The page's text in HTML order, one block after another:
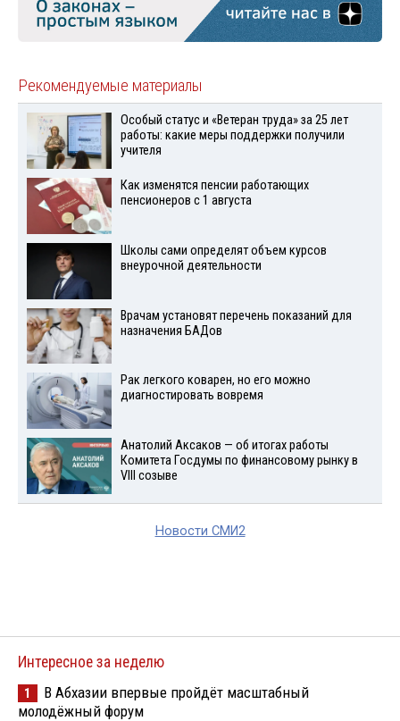
Рекомендуемые материалы
Особый статус и «Ветеран труда» за 25 лет
работы: какие меры поддержки получили
учителя
Как изменятся пенсии работающих
пенсионеров с 1 августа
Школы сами определят объем курсов
внеурочной деятельности
Врачам установят перечень показаний для
назначения БАДов
Рак легкого коварен, но его можно
диагностировать вовремя
Анатолий Аксаков — об итогах работы
Комитета Госдумы по финансовому рынку в
VIII созыве
Новости СМИ2
Интересное за неделю
1
В Абхазии впервые пройдёт масштабный
молодёжный форум